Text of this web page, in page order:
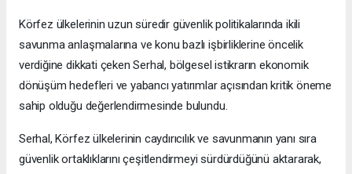
Körfez ülkelerinin uzun süredir güvenlik politikalarında ikili
savunma anlaşmalarına ve konu bazlı işbirliklerine öncelik
verdiğine dikkati çeken Serhal, bölgesel istikrarın ekonomik
dönüşüm hedefleri ve yabancı yatırımlar açısından kritik öneme
sahip olduğu değerlendirmesinde bulundu.
Serhal, Körfez ülkelerinin caydırıcılık ve savunmanın yanı sıra
güvenlik ortaklıklarını çeşitlendirmeyi sürdürdüğünü aktararak,